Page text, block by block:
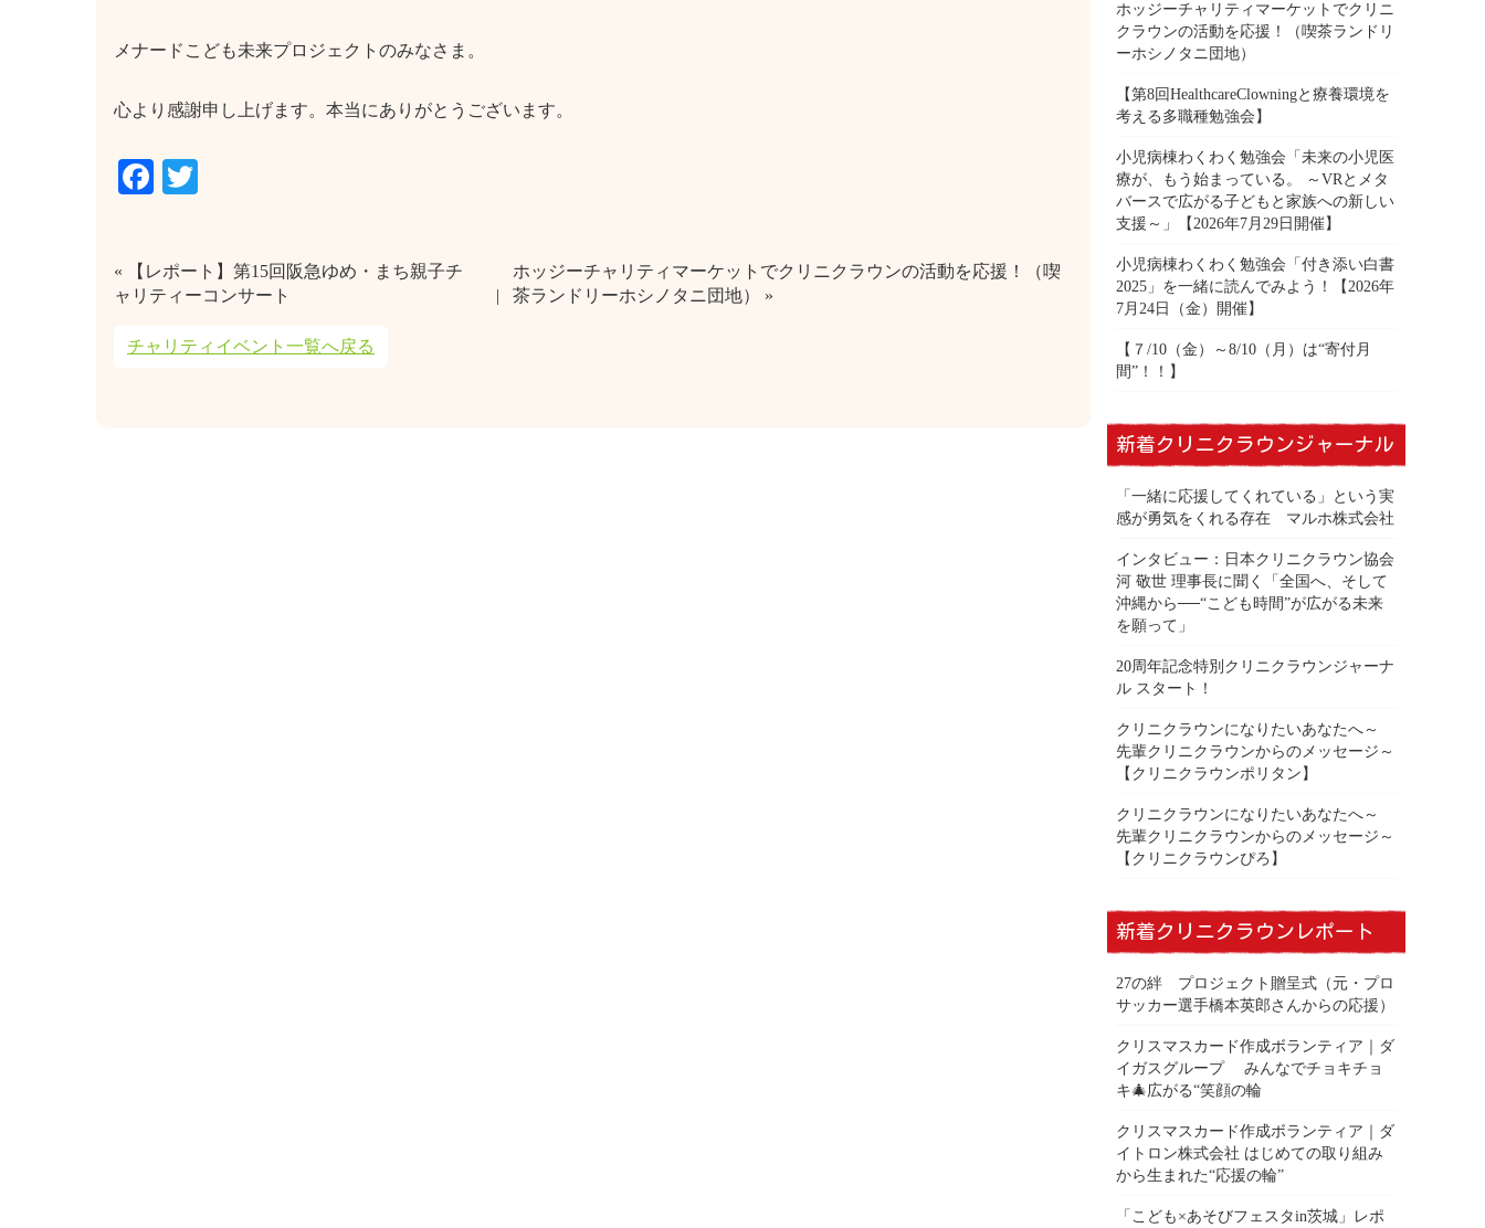
メナードこども未来プロジェクトのみなさま。
心より感謝申し上げます。本当にありがとうございます。
Facebook
« 【レポート】第15回阪急ゆめ・まち親子チ
ャリティーコンサート
ホッジーチャリティマーケットでクリニクラウンの活動を応援！（喫
茶ランドリーホシノタニ団地） »
チャリティイベント一覧へ戻る
ホッジーチャリティマーケットでクリニ
クラウンの活動を応援！（喫茶ランドリ
ーホシノタニ団地）
【第8回HealthcareClowningと療養環境を
考える多職種勉強会】
小児病棟わくわく勉強会「未来の小児医
療が、もう始まっている。 ～VRとメタ
バースで広がる子どもと家族への新しい
支援～」【2026年7月29日開催】
小児病棟わくわく勉強会「付き添い白書
2025」を一緒に読んでみよう！【2026年
7月24日（金）開催】
【７/10（金）～8/10（月）は“寄付月
間”！！】
新着クリニクラウンジャーナル
「一緒に応援してくれている」という実
感が勇気をくれる存在 マルホ株式会社
インタビュー：日本クリニクラウン協会
河 敬世 理事長に聞く「全国へ、そして
沖縄から──“こども時間”が広がる未来
を願って」
20周年記念特別クリニクラウンジャーナ
ル スタート！
クリニクラウンになりたいあなたへ～
先輩クリニクラウンからのメッセージ～
【クリニクラウンポリタン】
クリニクラウンになりたいあなたへ～
先輩クリニクラウンからのメッセージ～
【クリニクラウンぴろ】
新着クリニクラウンレポート
27の絆 プロジェクト贈呈式（元・プロ
サッカー選手橋本英郎さんからの応援）
クリスマスカード作成ボランティア｜ダ
イガスグループ みんなでチョキチョ
キ🎄広がる“笑顔の輪
クリスマスカード作成ボランティア｜ダ
イトロン株式会社 はじめての取り組み
から生まれた“応援の輪”
「こども×あそびフェスタin茨城」レポ